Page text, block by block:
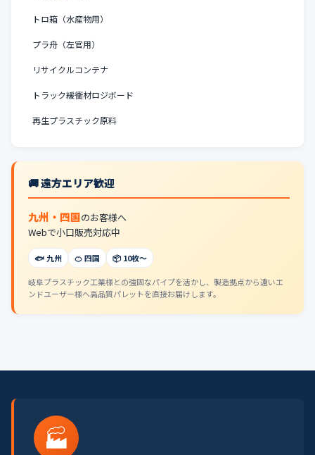
トロ箱（水産物用）
プラ舟（左官用）
リサイクルコンテナ
トラック緩衝材ロジボード
再生プラスチック原料
🚚 遠方エリア歓迎
九州・四国のお客様へ
Webで小口販売対応中
🐟 九州 🍊 四国 📦 10枚〜
岐阜プラスチック工業様との強固なパイプを活かし、製造拠点から遠いエ
ンドユーザー様へ高品質パレットを直接お届けします。
🏭